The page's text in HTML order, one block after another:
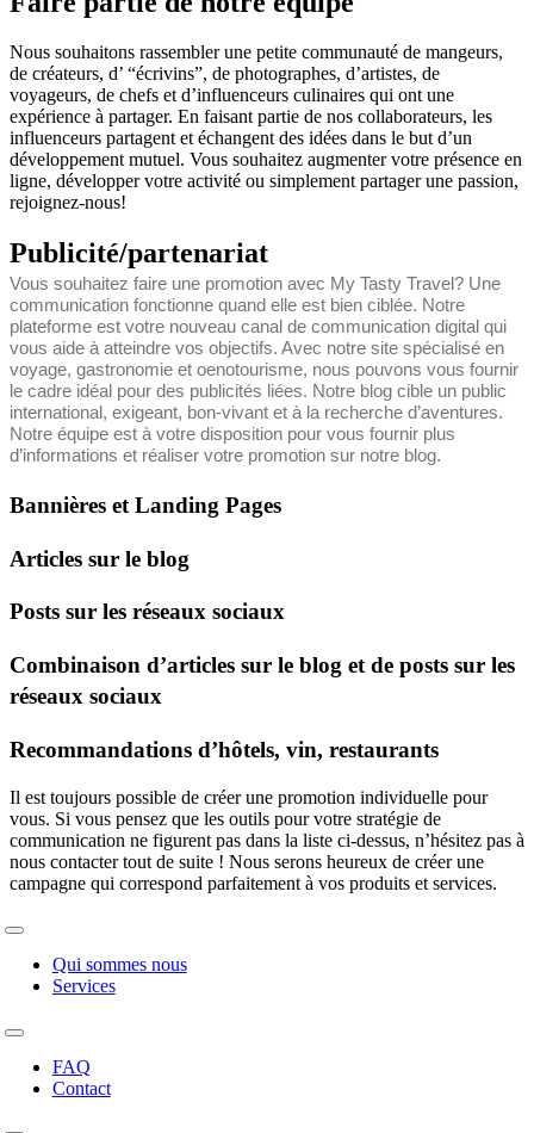
Nous souhaitons rassembler une petite communauté de mangeurs,
de créateurs, d’ “écrivins”, de photographes, d’artistes, de
voyageurs, de chefs et d’influenceurs culinaires qui ont une
expérience à partager. En faisant partie de nos collaborateurs, les
influenceurs partagent et échangent des idées dans le but d’un
développement mutuel. Vous souhaitez augmenter votre présence en
ligne, développer votre activité ou simplement partager une passion,
rejoignez-nous!
Publicité/partenariat
Vous souhaitez faire une promotion avec My Tasty Travel? Une
communication fonctionne quand elle est bien ciblée. Notre
plateforme est votre nouveau canal de communication digital qui
vous aide à atteindre vos objectifs. Avec notre site spécialisé en
voyage, gastronomie et oenotourisme, nous pouvons vous fournir
le cadre idéal pour des publicités liées. Notre blog cible un public
international, exigeant, bon-vivant et à la recherche d’aventures.
Notre équipe est à votre disposition pour vous fournir plus
d’informations et réaliser votre promotion sur notre blog.
Bannières et Landing Pages
Articles sur le blog
Posts sur les réseaux sociaux
Combinaison d’articles sur le blog et de posts sur les
réseaux sociaux
Recommandations d’hôtels, vin, restaurants
Il est toujours possible de créer une promotion individuelle pour
vous. Si vous pensez que les outils pour votre stratégie de
communication ne figurent pas dans la liste ci-dessus, n’hésitez pas à
nous contacter tout de suite ! Nous serons heureux de créer une
campagne qui correspond parfaitement à vos produits et services.
Toggle
NavigationQui sommes nous
Services
Toggle
Navigation
FAQ
Contact